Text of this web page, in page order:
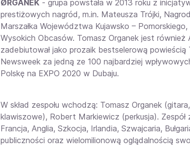
ØRGANEK - grupa powstała w 2013 roku z
prestiżowych nagród, m.in. Mateusza Trójki,
Marszałka Województwa Kujawsko –
Wysokich Obcasów. Tomasz Organek jest
zadebiutował jako prozaik bestselerową
Newsweek za jedną ze 100 najbardziej
Polskę na EXPO 2020 w Dubaju.
W skład zespołu wchodzą: Tomasz Organek
klawiszowe), Robert Markiewicz (perkusja).
Francja, Anglia, Szkocja, Irlandia, Szwajcaria,
publiczności oraz wielomilionową oglądalnością